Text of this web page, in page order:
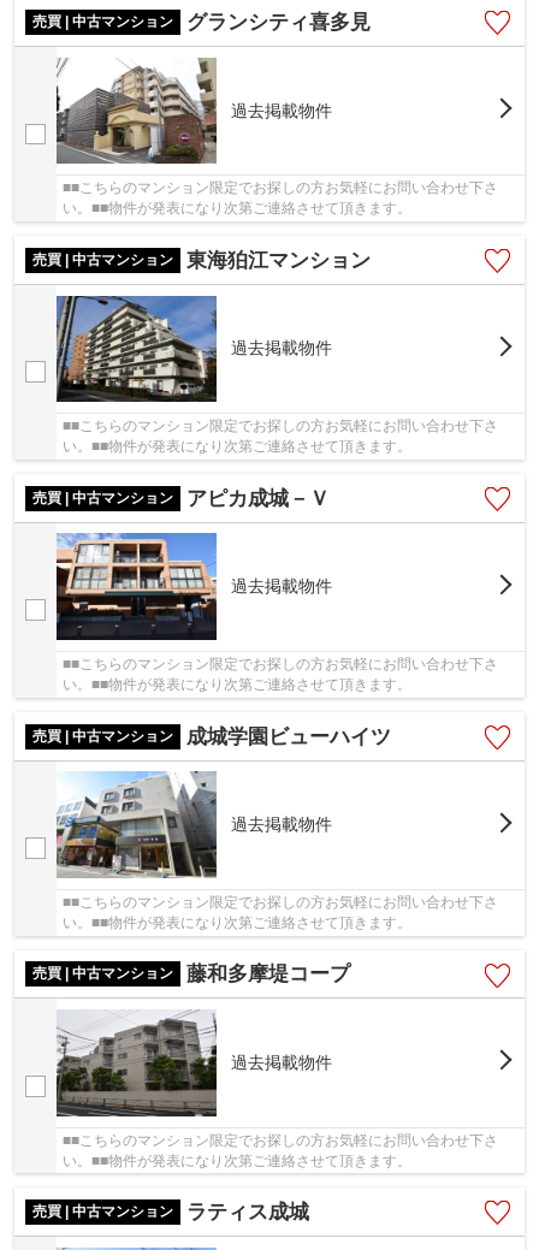
売買 | 中古マンション
グランシティ喜多見
過去掲載物件
■■こちらのマンション限定でお探しの方お気軽にお問い合わせ下さ
い。■■物件が発表になり次第ご連絡させて頂きます。
売買 | 中古マンション 東海狛江マンション
過去掲載物件
■■こちらのマンション限定でお探しの方お気軽にお問い合わせ下さ
い。■■物件が発表になり次第ご連絡させて頂きます。
売買 | 中古マンション アピカ成城－Ｖ
過去掲載物件
■■こちらのマンション限定でお探しの方お気軽にお問い合わせ下さ
い。■■物件が発表になり次第ご連絡させて頂きます。
売買 | 中古マンション 成城学園ビューハイツ
過去掲載物件
■■こちらのマンション限定でお探しの方お気軽にお問い合わせ下さ
い。■■物件が発表になり次第ご連絡させて頂きます。
売買 | 中古マンション 藤和多摩堤コープ
過去掲載物件
■■こちらのマンション限定でお探しの方お気軽にお問い合わせ下さ
い。■■物件が発表になり次第ご連絡させて頂きます。
売買 | 中古マンション ラティス成城